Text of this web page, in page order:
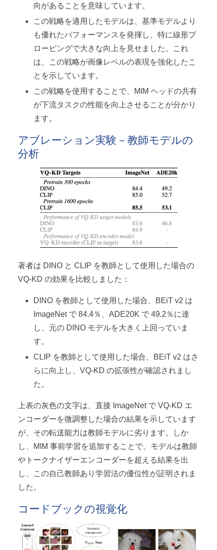
向があることを意味しています。
この戦略を適用したモデルは、基準モデルより
も優れたパフォーマンスを発揮し、特に線形プ
ロービングで大きな向上を見せました。これ
は、この戦略が画像レベルの表現を強化したこ
とを示しています。
この戦略を使用することで、MIM ヘッドの共有
が下流タスクの性能を向上させることが分かり
ます。
アブレーション実験－教師モデルの
分析
著者は DINO と CLIP を教師として使用した場合の
VQ-KD の効果を比較しました：
DINO を教師として使用した場合、BEiT v2 は
ImageNet で 84.4％、ADE20K で 49.2％に達
し、元の DINO モデルを大きく上回っていま
す。
CLIP を教師として使用した場合、BEiT v2 はさ
らに向上し、VQ-KD の拡張性が確認されまし
た。
上表の灰色の文字は、直接 ImageNet で VQ-KD エ
ンコーダーを微調整した場合の結果を示しています
が、その転送能力は教師モデルに劣ります。しか
し、MIM 事前学習を追加することで、モデルは教師
やトークナイザーエンコーダーを超える結果を出
し、この自己教師あり学習法の優位性が証明されま
した。
コードブックの視覚化